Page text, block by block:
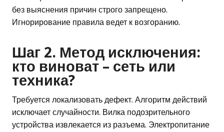
без выяснения причин строго запрещено.
Игнорирование правила ведет к возгоранию.
Шаг 2. Метод исключения:
кто виноват – сеть или
техника?
Требуется локализовать дефект. Алгоритм действий
исключает случайности. Вилка подозрительного
устройства извлекается из разъема. Электропитание